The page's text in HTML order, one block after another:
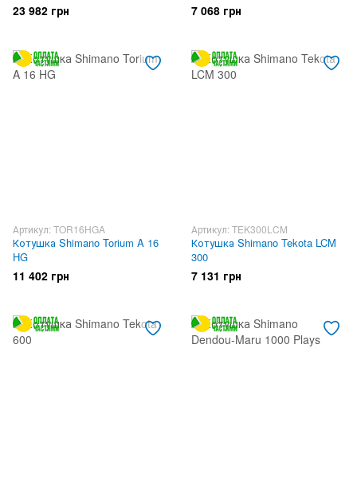
23 982 грн 7 068 грн
Артикул: TOR16HGA
Котушка Shimano Torium A 16
HG
11 402 грн
Артикул: TEK300LCM
Котушка Shimano Tekota LCM
300
7 131 грн